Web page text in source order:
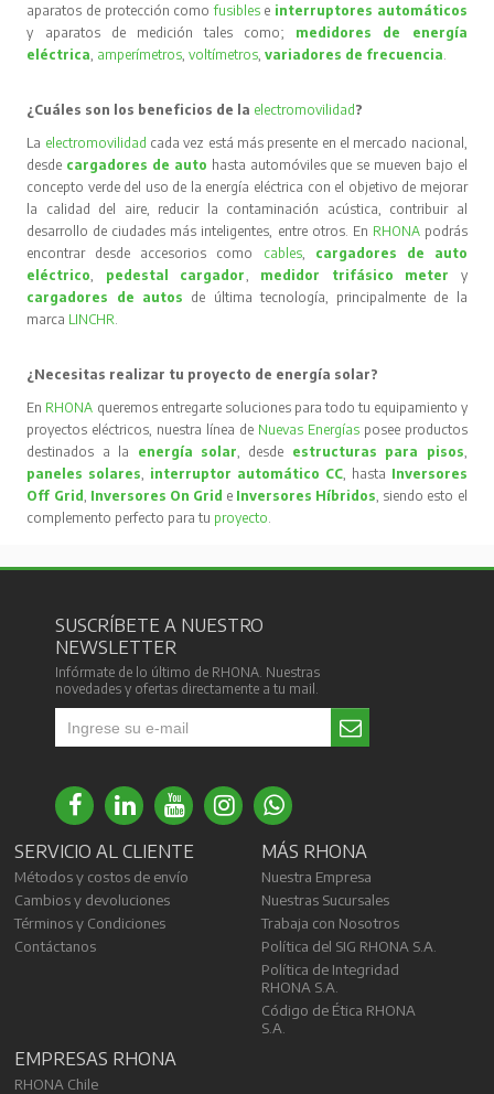
aparatos de protección comofusibles e interruptores automáticos
y aparatos de medición tales como; medidores de energía
eléctrica amperímetros ,voltímetros ,variadores de frecuencia
¿Cuáles son los beneficios de la electromovilidad?
La electromovilidad cada vez está más presente en el mercado nacional,
desde cargadores de auto hasta automóviles que se mueven bajo el
concepto verde del uso de la energía eléctrica con el objetivo de mejorar
la calidad del aire, reducir la contaminación acústica, contribuir al
desarrollo de ciudades más inteligentes, entre otros. En RHONA podrás
encontrar desde accesorios como cables, cargadores de auto
eléctrico
pedestal cargador medidor trifásico meter
y
cargadores de autos de última tecnología, principalmente de la
marca LINCHR
¿Necesitas realizar tu proyecto de energía solar?
En RHONA queremos entregarte soluciones para todo tu equipamiento y
proyectos eléctricos, nuestra línea de Nuevas Energíasposee productos
destinados a la energía solar , desde estructuras para pisos
paneles solares
interruptor automático CC, hasta Inversores
Off Grid Inversores On Grid e Inversores Híbridos , siendo esto el
complemento perfecto para tu proyecto
SUSCRÍBETE A NUESTRO
NEWSLETTER
Infórmate de lo último de RHONA. Nuestras
novedades y ofertas directamente a tu mail.
SERVICIO AL CLIENTE
Métodos y costos de envío
Cambios y devoluciones
Términos y Condiciones
Contáctanos
MÁS RHONA
Nuestra Empresa
Nuestras Sucursales
Trabaja con Nosotros
Política del SIG RHONA S.A.
Política de Integridad
RHONA S.A.
Código de Ética RHONA
S.A.
EMPRESAS RHONA
RHONA Chile